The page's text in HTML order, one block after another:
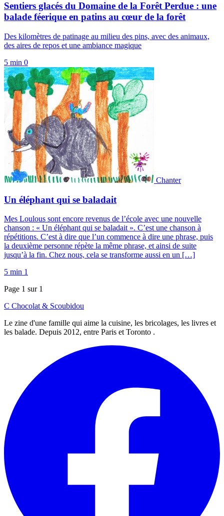
Sentiers glacés du Domaine de la Forêt Perdue : une
balade féerique en patins au cœur de la forêt
Des kilomètres de patinage au milieu des pins, avec des animaux,
des aires de repos et une ambiance magique
5 min 0
Chanter
Un éléphant qui se baladait
Mes Loulous sont encore revenus de l’école avec une nouvelle
chanson : « Un éléphant qui se baladait ». C’est une chanson à
répétitions. C’est à dire que l’un commence à dire une phrase, puis
la deuxième personne répète la même phrase, et ainsi de suite
jusqu’à la fin. Chez nous, cela se transforme aussi en un […]
5 min 1
Page 1 sur 1
C Chocolat & Scoubidou
Le zine d'une famille qui aime la cuisine, les bricolages, les livres et
les balade. Depuis 2012, entre Paris et Toronto .